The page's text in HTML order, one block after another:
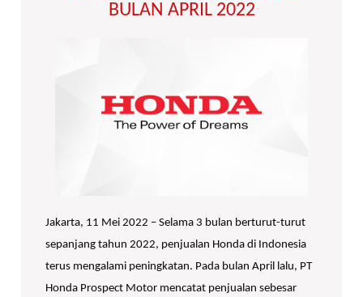
BULAN APRIL 2022
Jakarta, 11 Mei 2022 – Selama 3 bulan berturut-turut
sepanjang tahun 2022, penjualan Honda di Indonesia
terus mengalami peningkatan. Pada bulan April lalu, PT
Honda Prospect Motor mencatat penjualan sebesar